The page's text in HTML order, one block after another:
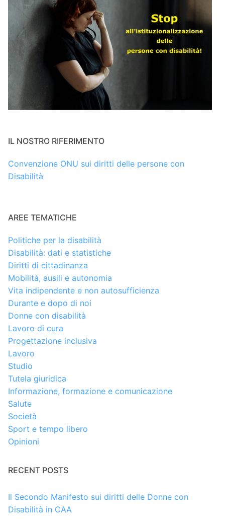
IL NOSTRO RIFERIMENTO
Convenzione ONU sui diritti delle persone con
Disabilità
AREE TEMATICHE
Politiche per la disabilità
Disabilità: dati e statistiche
Diritti di cittadinanza
Mobilità, ausili e autonomia
Vita indipendente e non autosufficienza
Durante e dopo di noi
Donne con disabilità
Lavoro di cura
Progettazione inclusiva
Lavoro
Studio
Tutela giuridica
Informazione, formazione e comunicazione
Salute
Società
Sport e tempo libero
Opinioni
RECENT POSTS
Il Secondo Manifesto sui diritti delle Donne con
Disabilità in CAA